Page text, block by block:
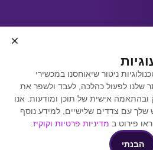
אתרים באמצעות
Y.Y.
ניטור שיאוחסנו במכשירי
לפעול כהלכה, לעבד ולשפר את
ובהתאמה אישית של תוכן ומודעות. אנו
עם צדדים שלישיים, למידע נוסף
פירוט ב מדיניות פרטיות וקוקיז
הבנתי